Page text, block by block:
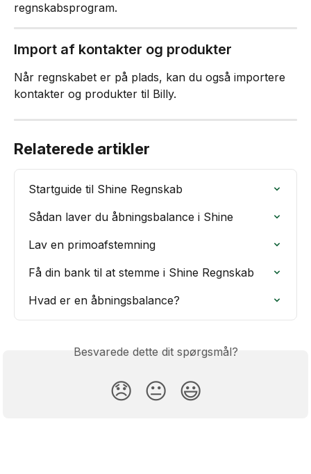
regnskabsprogram.
Import af kontakter og produkter
Når regnskabet er på plads, kan du også importere
kontakter og produkter til Billy.
Relaterede artikler
Startguide til Shine Regnskab
Sådan laver du åbningsbalance i Shine
Lav en primoafstemning
Få din bank til at stemme i Shine Regnskab
Hvad er en åbningsbalance?
Besvarede dette dit spørgsmål?
😞 😐 😃